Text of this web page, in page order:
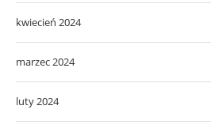
kwiecień 2024
marzec 2024
luty 2024